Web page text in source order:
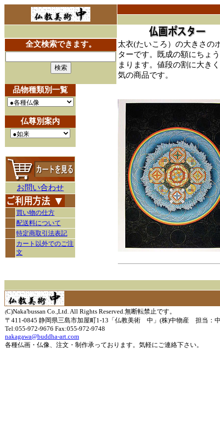
全文検索できます。
品物種類別一覧
仏尊別案内
お問い合わせ
買い物の仕方
配送料について
特定商取引法表記
カート以外でのご注
文
太衣(たいころ）の大きさの
ターです。既成の額にちょ
まります。値段の割に大き
気の商品です。
(C)Naka'bussan Co.,Ltd. All Rights Reserved.無断転禁止です。
〒411-0845 静岡県三島市加屋町1-13「仏教美術 中」(株)中物産 担当：
Tel:055-972-9676 Fax:055-972-9748
nakagawa@buddha-art.com
各種仏画・仏像、注文・制作承っております。気軽にご連絡下さい。